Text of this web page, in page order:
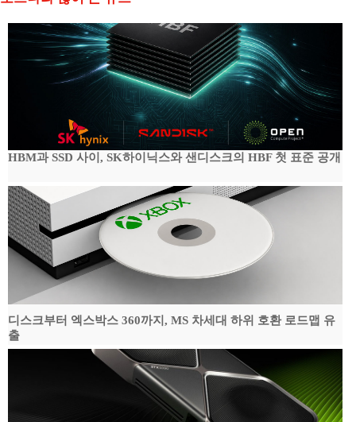
HBM과 SSD 사이, SK하이닉스와 샌디스크의 HBF 첫 표준 공개
디스크부터 엑스박스 360까지, MS 차세대 하위 호환 로드맵 유
출